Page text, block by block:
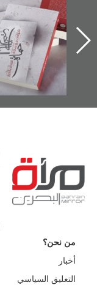
الإصدار الأول عن
اعتصام الدراز
وأحداث ساحة
الفداء لمركز أوال
للدراسات والتوثيق
من نحن؟
أخبار
التعليق السياسي